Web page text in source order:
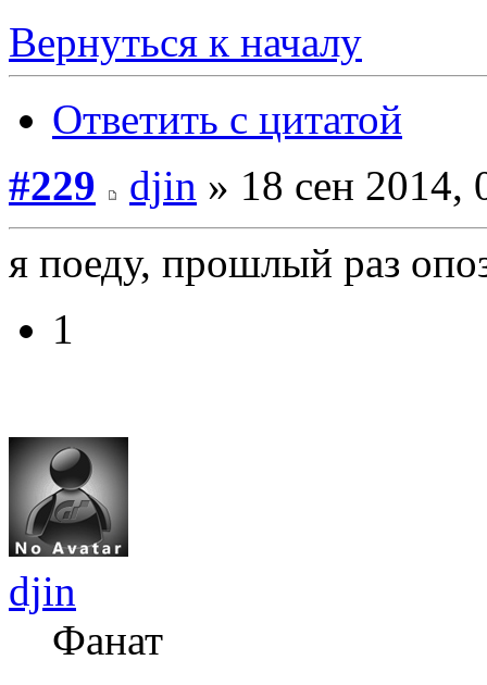
Вернуться к началу
Ответить с цитатой
#229
djin » 18 сен 2014,
я поеду, прошлый раз
1
djin
Фанат